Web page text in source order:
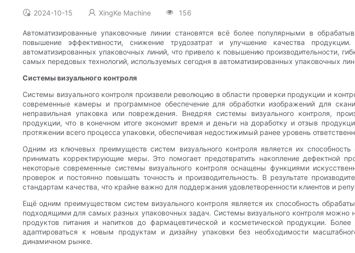
2024-10-15 XingKe Machine 156
Автоматизированные упаковочные линии становятся всё более популярными в
повышение эффективности, снижение трудозатрат и улучшение качества
автоматизированных упаковочных линий, что привело к повышению производительности,
самых передовых технологий, используемых сегодня в автоматизированных упаковочных
Системы визуального контроля
Системы визуального контроля произвели революцию в области проверки продукции и
современные камеры и программное обеспечение для обработки изображений для
неправильная упаковка или повреждения. Внедряя системы визуального контроля,
продукции, что в конечном итоге экономит время и деньги на доработку и отзыв
протяжении всего процесса упаковки, обеспечивая недостижимый ранее уровень
Одним из ключевых преимуществ систем визуального контроля является их
принимать корректирующие меры. Это помогает предотвратить накопление дефектной
некоторые современные системы визуального контроля оснащены функциями
проверок и постоянно повышать точность и производительность. В результате
стандартам качества, что крайне важно для поддержания удовлетворенности клиентов и
Ещё одним преимуществом систем визуального контроля является их способность
подходящими для самых разных упаковочных задач. Системы визуального контроля можно
продуктов питания и напитков до фармацевтической и косметической продукции.
адаптироваться к новым продуктам и дизайну упаковки без необходимости
динамичном рынке.